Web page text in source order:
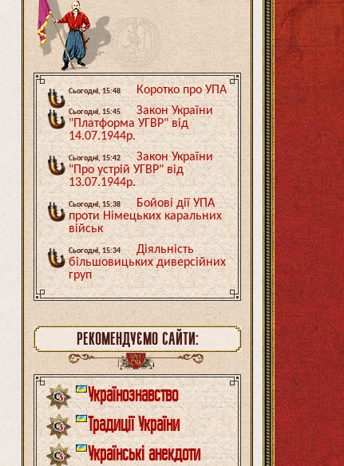
Сьогодні, 15:48 Коротко про УПА
Сьогодні, 15:45
Закон України
"Платформа УГВР" від
14.07.1944р.
Сьогодні, 15:42
Закон України
"Про устрій УГВР" від
13.07.1944р.
Сьогодні, 15:38
Бойові дії УПА
проти Німецьких каральних
військ
Сьогодні, 15:34
Діяльність
більшовицьких диверсійних
груп
РЕКОМЕНДУЄМО САЙТИ:
Українознавство
Традиції України
Українські анекдоти